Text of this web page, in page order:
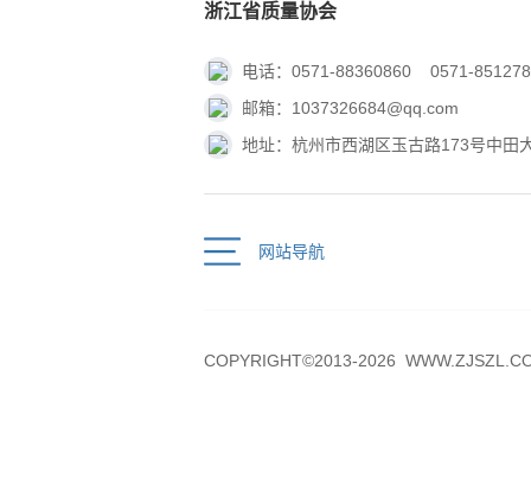
浙江省质量协会
电话：0571-88360860 0571-
邮箱：1037326684@qq.com
地址：杭州市西湖区玉古路173号中田
网站导航
COPYRIGHT©2013-2026